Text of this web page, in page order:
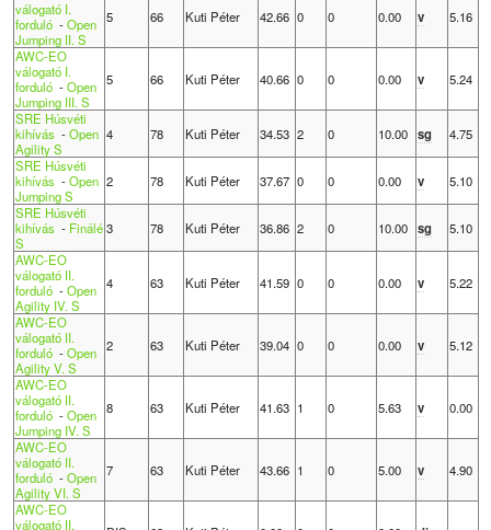
válogató I.
forduló-Open
Jumping II. S
5 66 Kuti Péter 42.66 0 0 0.00 v 5.16
AWC-EO
válogató I.
forduló-Open
Jumping III. S
5 66 Kuti Péter 40.66 0 0 0.00 v 5.24
SRE Húsvéti
kihívás-Open
Agility S
4 78 Kuti Péter 34.53 2 0 10.00 sg
4.75
SRE Húsvéti
kihívás-Open
Jumping S
2 78 Kuti Péter 37.67 0 0 0.00 v
5.10
SRE Húsvéti
kihívás- Finálé
S
3 78 Kuti Péter 36.86 2 0 10.00 sg
5.10
AWC-EO
válogató II.
forduló-Open
Agility IV. S
4 63 Kuti Péter 41.59 0 0 0.00 v 5.22
AWC-EO
válogató II.
forduló-Open
Agility V. S
2 63 Kuti Péter 39.04 0 0 0.00 v 5.12
AWC-EO
válogató II.
forduló-Open
Jumping IV. S
8 63 Kuti Péter 41.63 1 0 5.63 v 0.00
AWC-EO
válogató II.
forduló-Open
Agility VI. S
7 63 Kuti Péter 43.66 1 0 5.00 v 4.90
AWC-EO
válogató II.